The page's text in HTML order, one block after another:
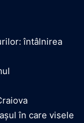
întâlnirea
în care visele